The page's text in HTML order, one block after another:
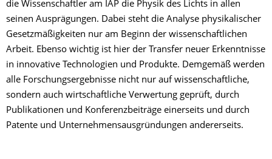
die Wissenschaftler am IAP die Physik des Lichts in allen
seinen Ausprägungen. Dabei steht die Analyse physikalischer
Gesetzmäßigkeiten nur am Beginn der wissenschaftlichen
Arbeit. Ebenso wichtig ist hier der Transfer neuer Erkenntnisse
in innovative Technologien und Produkte. Demgemäß werden
alle Forschungsergebnisse nicht nur auf wissenschaftliche,
sondern auch wirtschaftliche Verwertung geprüft, durch
Publikationen und Konferenzbeiträge einerseits und durch
Patente und Unternehmensausgründungen andererseits.